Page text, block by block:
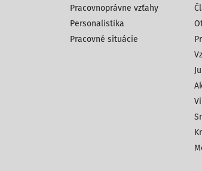
Pracovnoprávne vzťahy
Personalistika
Pracovné situácie